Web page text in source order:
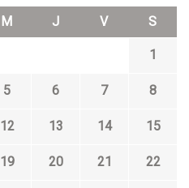
M J V S
1
5 6 7 8
12 13 14 15
19 20 21 22